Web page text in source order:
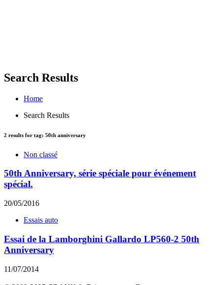
Search Results
Home
Search Results
2 results for tag: 50th anniversary
Non classé
50th Anniversary, série spéciale pour événement
spécial.
20/05/2016
Essais auto
Essai de la Lamborghini Gallardo LP560-2 50th
Anniversary
11/07/2014